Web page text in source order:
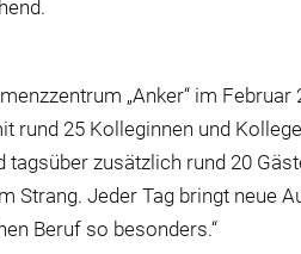
„Anker“ im
rund 25 Kolleginnen und
zusätzlich rund 20
Strang. Jeder Tag bringt neue
Beruf so besonders.“